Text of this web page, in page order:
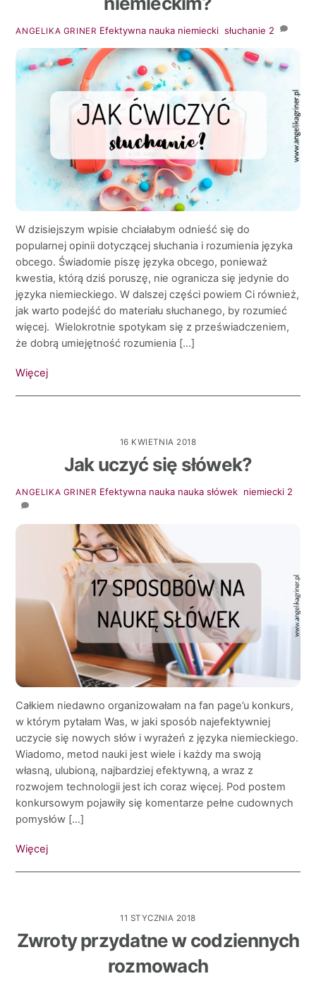
ANGELIKA GRINER Efektywna nauka niemiecki ,słuchanie 2
W dzisiejszym wpisie chciałabym odnieść się do
popularnej opinii dotyczącej słuchania i rozumienia języka
obcego. Świadomie piszę języka obcego, ponieważ
kwestia, którą dziś poruszę, nie ogranicza się jedynie do
języka niemieckiego. W dalszej części powiem Ci również,
jak warto podejść do materiału słuchanego, by rozumieć
więcej. Wielokrotnie spotykam się z przeświadczeniem,
że dobrą umiejętność rozumienia […]
Więcej
16 KWIETNIA 2018
Jak uczyć się słówek?
ANGELIKA GRINER Efektywna nauka nauka słówek niemiecki 2
Całkiem niedawno organizowałam na fan page’u konkurs,
w którym pytałam Was, w jaki sposób najefektywniej
uczycie się nowych słów i wyrażeń z języka niemieckiego.
Wiadomo, metod nauki jest wiele i każdy ma swoją
własną, ulubioną, najbardziej efektywną, a wraz z
rozwojem technologii jest ich coraz więcej. Pod postem
konkursowym pojawiły się komentarze pełne cudownych
pomysłów […]
Więcej
11 STYCZNIA 2018
Zwroty przydatne w codziennych
rozmowach